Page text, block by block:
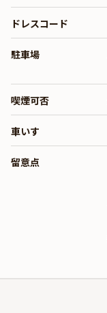
ドレスコード
駐車場
喫煙可否
車いす
留意点